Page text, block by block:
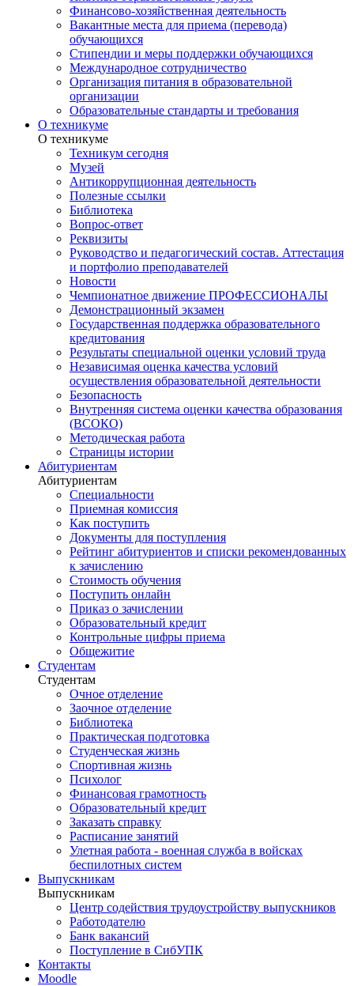
Финансово-хозяйственная деятельность
Вакантные места для приема (перевода)
обучающихся
Стипендии и меры поддержки обучающихся
Международное сотрудничество
Организация питания в образовательной
организации
Образовательные стандарты и требования
О техникуме
О техникуме
Техникум сегодня
Музей
Антикоррупционная деятельность
Полезные ссылки
Библиотека
Вопрос-ответ
Реквизиты
Руководство и педагогический состав. Аттестация
и портфолио преподавателей
Новости
Чемпионатное движение ПРОФЕССИОНАЛЫ
Демонстрационный экзамен
Государственная поддержка образовательного
кредитования
Результаты специальной оценки условий труда
Независимая оценка качества условий
осуществления образовательной деятельности
Безопасность
Внутренняя система оценки качества образования
(ВСОКО)
Методическая работа
Страницы истории
Абитуриентам
Абитуриентам
Специальности
Приемная комиссия
Как поступить
Документы для поступления
Рейтинг абитуриентов и списки рекомендованных
к зачислению
Стоимость обучения
Поступить онлайн
Приказ о зачислении
Образовательный кредит
Контрольные цифры приема
Общежитие
Студентам
Студентам
Очное отделение
Заочное отделение
Библиотека
Практическая подготовка
Студенческая жизнь
Спортивная жизнь
Психолог
Финансовая грамотность
Образовательный кредит
Заказать справку
Расписание занятий
Улетная работа - военная служба в войсках
беспилотных систем
Выпускникам
Выпускникам
Центр содействия трудоустройству выпускников
Работодателю
Банк вакансий
Поступление в СибУПК
Контакты
Moodle